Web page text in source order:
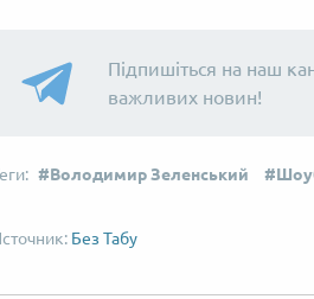
Підпишіться на наш
важливих новин!
Володимир Зеленський
Без Табу